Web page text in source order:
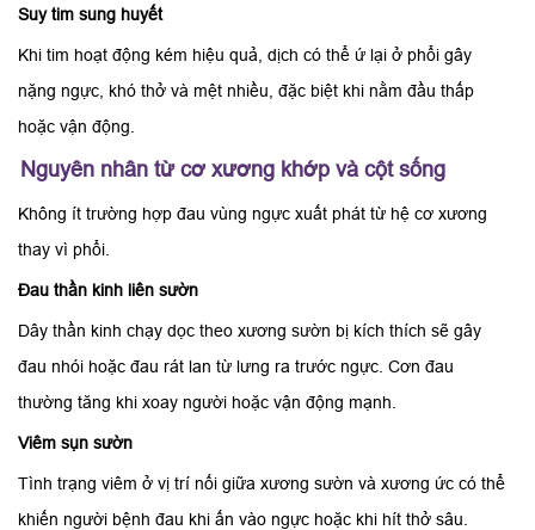
Suy tim sung huyết
Khi tim hoạt động kém hiệu quả, dịch có thể ứ lại ở phổi gây
nặng ngực, khó thở và mệt nhiều, đặc biệt khi nằm đầu thấp
hoặc vận động.
Nguyên nhân từ cơ xương khớp và cột sống
Không ít trường hợp đau vùng ngực xuất phát từ hệ cơ xương
thay vì phổi.
Đau thần kinh liên sườn
Dây thần kinh chạy dọc theo xương sườn bị kích thích sẽ gây
đau nhói hoặc đau rát lan từ lưng ra trước ngực. Cơn đau
thường tăng khi xoay người hoặc vận động mạnh.
Viêm sụn sườn
Tình trạng viêm ở vị trí nối giữa xương sườn và xương ức có thể
khiến người bệnh đau khi ấn vào ngực hoặc khi hít thở sâu.